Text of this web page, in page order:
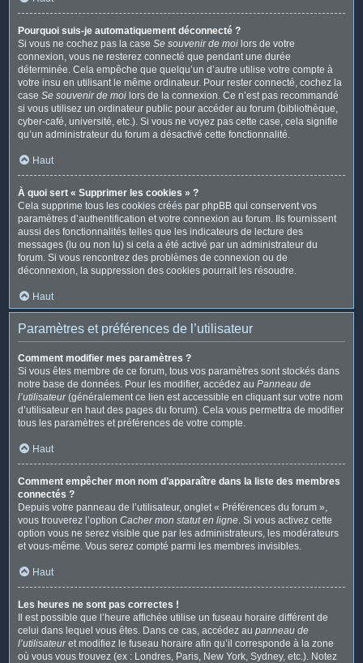
Pourquoi suis-je automatiquement déconnecté ?
Si vous ne cochez pas la case Se souvenir de moi lors de votre
connexion, vous ne resterez connecté que pendant une durée
déterminée. Cela empêche que quelqu’un d’autre utilise votre compte à
votre insu en utilisant le même ordinateur. Pour rester connecté, cochez la
case Se souvenir de moi lors de la connexion. Ce n’est pas recommandé
si vous utilisez un ordinateur public pour accéder au forum (bibliothèque,
cyber-café, université, etc.). Si vous ne voyez pas cette case, cela signifie
qu’un administrateur du forum a désactivé cette fonctionnalité.
Haut
À quoi sert « Supprimer les cookies » ?
Cela supprime tous les cookies créés par phpBB qui conservent vos
paramètres d’authentification et votre connexion au forum. Ils fournissent
aussi des fonctionnalités telles que les indicateurs de lecture des
messages (lu ou non lu) si cela a été activé par un administrateur du
forum. Si vous rencontrez des problèmes de connexion ou de
déconnexion, la suppression des cookies pourrait les résoudre.
Haut
Paramètres et préférences de l’utilisateur
Comment modifier mes paramètres ?
Si vous êtes membre de ce forum, tous vos paramètres sont stockés dans
notre base de données. Pour les modifier, accédez au Panneau de
l’utilisateur(généralement ce lien est accessible en cliquant sur votre nom
d’utilisateur en haut des pages du forum). Cela vous permettra de modifier
tous les paramètres et préférences de votre compte.
Haut
Comment empêcher mon nom d’apparaître dans la liste des membres
connectés ?
Depuis votre panneau de l’utilisateur, onglet « Préférences du forum »,
vous trouverez l’option Cacher mon statut en ligne. Si vous activez cette
option vous ne serez visible que par les administrateurs, les modérateurs
et vous-même. Vous serez compté parmi les membres invisibles.
Haut
Les heures ne sont pas correctes !
Il est possible que l’heure affichée utilise un fuseau horaire différent de
celui dans lequel vous êtes. Dans ce cas, accédez au panneau de
l’utilisateuret modifiez le fuseau horaire afin qu’il corresponde à la zone
où vous vous trouvez (ex : Londres, Paris, New York, Sydney, etc.). Notez